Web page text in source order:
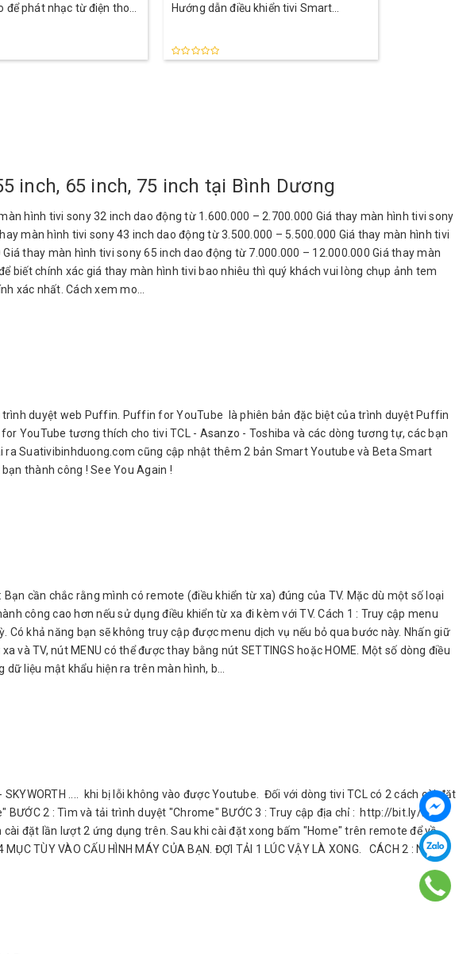
để phát nhạc từ điện thoại
Hướng dẫn điều khiển tivi Smart
inch, 65 inch, 75 inch tại Bình Dương
hình tivi sony 32 inch dao động từ 1.600.000 – 2.700.000 Giá thay màn hình tivi sony
màn hình tivi sony 43 inch dao động từ 3.500.000 – 5.500.000 Giá thay màn hình tivi
thay màn hình tivi sony 65 inch dao động từ 7.000.000 – 12.000.000 Giá thay màn
biết chính xác giá thay màn hình tivi bao nhiêu thì quý khách vui lòng chụp ảnh tem
xác nhất. Cách xem mo...
duyệt web Puffin. Puffin for YouTube là phiên bản đặc biệt của trình duyệt Puffin
YouTube tương thích cho tivi TCL - Asanzo - Toshiba và các dòng tương tự, các bạn
Suativibinhduong.com cũng cập nhật thêm 2 bản Smart Youtube và Beta Smart
thành công ! See You Again !
cần chắc rằng mình có remote (điều khiển từ xa) đúng của TV. Mặc dù một số loại
công cao hơn nếu sử dụng điều khiển từ xa đi kèm với TV. Cách 1 : Truy cập menu
khả năng bạn sẽ không truy cập được menu dịch vụ nếu bỏ qua bước này. Nhấn giữ
và TV, nút MENU có thể được thay bằng nút SETTINGS hoặc HOME. Một số dòng điều
liệu mật khẩu hiện ra trên màn hình, b...
.... khi bị lỗi không vào được Youtube. Đối với dòng tivi TCL có 2 cách cài đặt
2 : Tìm và tải trình duyệt "Chrome" BƯỚC 3 : Truy cập địa chỉ : http://bit.ly/kho-
đặt lần lượt 2 ứng dụng trên. Sau khi cài đặt xong bấm "Home" trên remote để về
TÙY VÀO CẤU HÌNH MÁY CỦA BẠN. ĐỢI TẢI 1 LÚC VẬY LÀ XONG. CÁCH 2 : NẾU